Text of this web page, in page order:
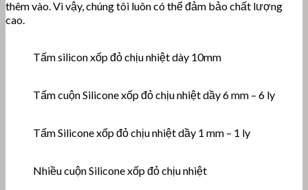
thêm vào. Vì vậy, chúng tôi luôn có thể đảm bảo chất lượng
cao.
Tấm silicon xốp đỏ chịu nhiệt dày 10mm
Tấm cuộn Silicone xốp đỏ chịu nhiệt dầy 6 mm – 6 ly
Tấm Silicone xốp đỏ chịu nhiệt dầy 1 mm – 1 ly
Nhiều cuộn Silicone xốp đỏ chịu nhiệt